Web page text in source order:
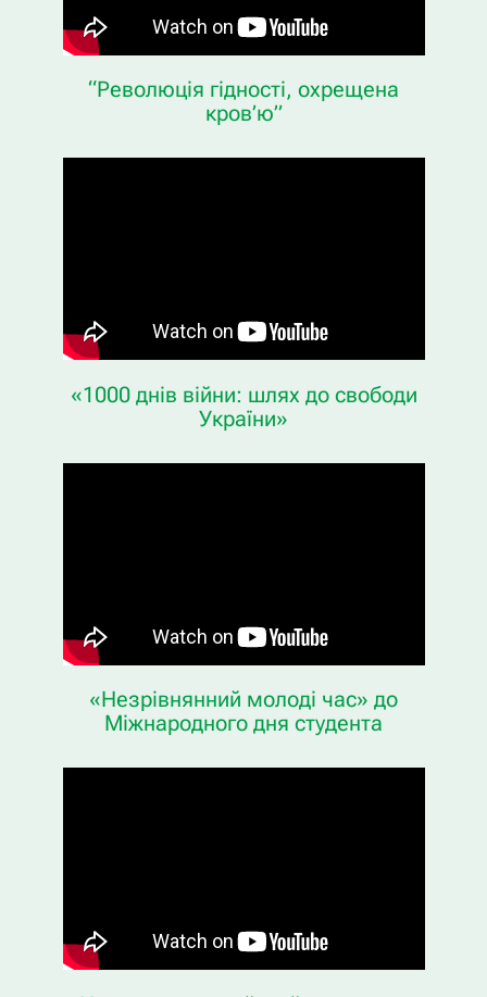
“Революція гідності, охрещена
кров’ю”
«1000 днів війни: шлях до свободи
України»
«Незрівнянний молоді час» до
Міжнародного дня студента